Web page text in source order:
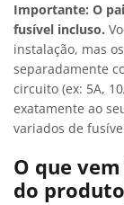
Importante: O
fusível incluso.
instalação, mas
separadamente
circuito (ex: 5A,
exatamente ao
variados de
O que
do